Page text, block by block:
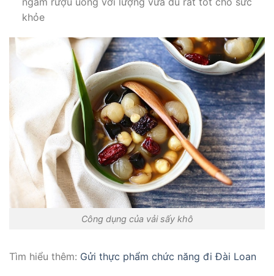
khỏe
Công dụng của vải sấy khô
Tìm hiểu thêm: Gửi thực phẩm chức năng đi Đài Loan